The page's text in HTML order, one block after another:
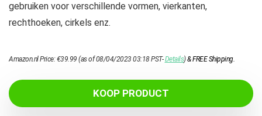
gebruiken voor verschillende vormen, vierkanten,
rechthoeken, cirkels enz.
Amazon.nl Price:€39.99 (as of 08/04/2023 03:18 PST-Details)&FREE Shipping.
KOOP PRODUCT